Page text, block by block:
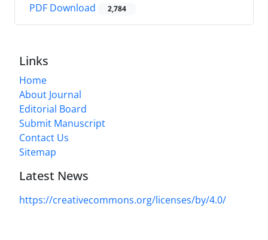
PDF Download 2,784
Links
Home
About Journal
Editorial Board
Submit Manuscript
Contact Us
Sitemap
Latest News
https://creativecommons.org/licenses/by/4.0/